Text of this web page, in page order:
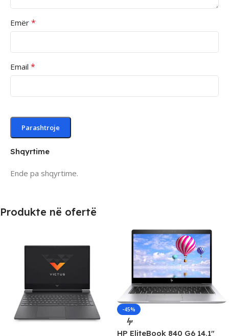
Shqyrtime
Ende pa shqyrtime.
Emër *
Email *
Produkte në ofertë
-45%
HP EliteBook 840 G6 14.1″